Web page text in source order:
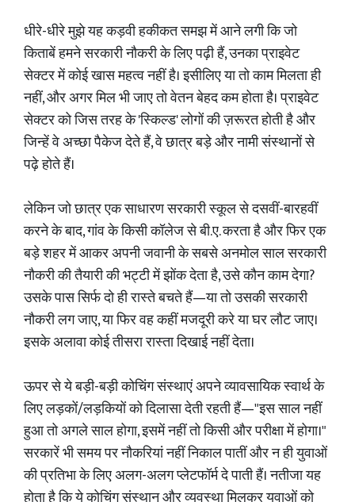
धीरे-धीरे मुझे यह कड़वी हकीकत समझ में आने लगी कि जो
किताबें हमने सरकारी नौकरी के लिए पढ़ी हैं, उनका प्राइवेट
सेक्टर में कोई खास महत्व नहीं है। इसीलिए या तो काम मिलता ही
नहीं, और अगर मिल भी जाए तो वेतन बेहद कम होता है। प्राइवेट
सेक्टर को जिस तरह के 'स्किल्ड' लोगों की ज़रूरत होती है और
जिन्हें वे अच्छा पैकेज देते हैं, वे छात्र बड़े और नामी संस्थानों से
पढ़े होते हैं।
लेकिन जो छात्र एक साधारण सरकारी स्कूल से दसवीं-बारहवीं
करने के बाद, गांव के किसी कॉलेज से बी.ए. करता है और फिर एक
बड़े शहर में आकर अपनी जवानी के सबसे अनमोल साल सरकारी
नौकरी की तैयारी की भट्टी में झोंक देता है, उसे कौन काम देगा?
उसके पास सिर्फ दो ही रास्ते बचते हैं—या तो उसकी सरकारी
नौकरी लग जाए, या फिर वह कहीं मजदूरी करे या घर लौट जाए।
इसके अलावा कोई तीसरा रास्ता दिखाई नहीं देता।
ऊपर से ये बड़ी-बड़ी कोचिंग संस्थाएं अपने व्यावसायिक स्वार्थ के
लिए लड़कों/लड़कियों को दिलासा देती रहती हैं—"इस साल नहीं
हुआ तो अगले साल होगा, इसमें नहीं तो किसी और परीक्षा में होगा।"
सरकारें भी समय पर नौकरियां नहीं निकाल पातीं और न ही युवाओं
की प्रतिभा के लिए अलग-अलग प्लेटफॉर्म दे पाती हैं। नतीजा यह